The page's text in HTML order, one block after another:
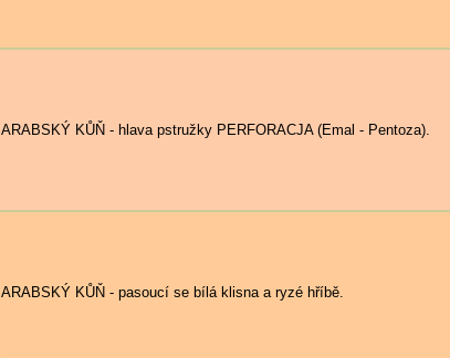
ARABSKÝ KŮŇ - hlava pstružky PERFORACJA (Emal - Pentoza).
ARABSKÝ KŮŇ - pasoucí se bílá klisna a ryzé hříbě.